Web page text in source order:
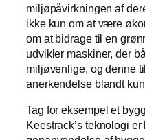
miljøpåvirkningen af
ikke kun om at være
om at bidrage til en
udvikler maskiner, der
miljøvenlige, og denne
anerkendelse blandt
Tag for eksempel et
Keestrack’s teknologi